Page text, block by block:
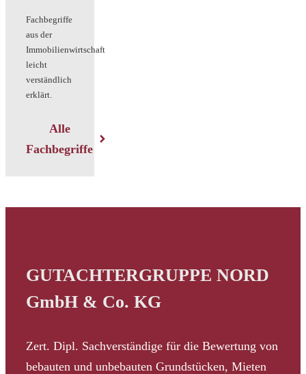
Fachbegriffe
aus der
Immobilienwirtschaft
leicht
verständlich
erklärt.
Alle
Fachbegriffe
GUTACHTERGRUPPE NORD
GmbH & Co. KG
Zert. Dipl. Sachverständige für die Bewertung von
bebauten und unbebauten Grundstücken, Mieten